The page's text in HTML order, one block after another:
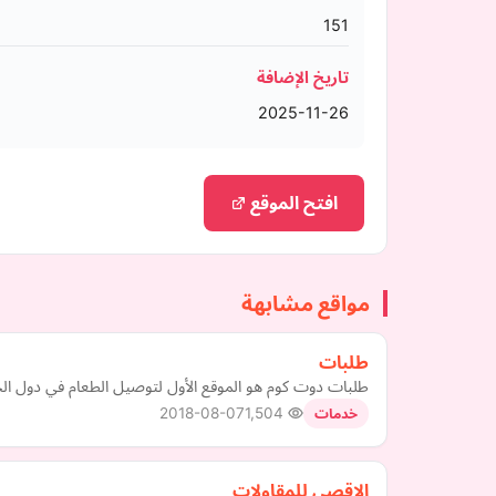
151
تاريخ الإضافة
2025-11-26
افتح الموقع
مواقع مشابهة
طلبات
طلبات دوت كوم هو الموقع الأول لتوصيل الطعام في دول
خدمات 2018-08-07
الاقصى للمقاولات